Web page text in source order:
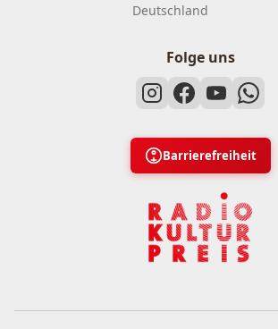
Deutschland
Folge uns
Barrierefreiheit